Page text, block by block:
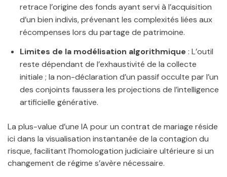
retrace l’origine des fonds ayant servi à l’acquisition
d’un bien indivis, prévenant les complexités liées aux
récompenses lors du partage de patrimoine.
Limites de la modélisation algorithmique : L’outil
reste dépendant de l’exhaustivité de la collecte
initiale ; la non-déclaration d’un passif occulte par l’un
des conjoints faussera les projections de l’intelligence
artificielle générative.
La plus-value d’une IA pour un contrat de mariage réside
ici dans la visualisation instantanée de la contagion du
risque, facilitant l’homologation judiciaire ultérieure si un
changement de régime s’avère nécessaire.